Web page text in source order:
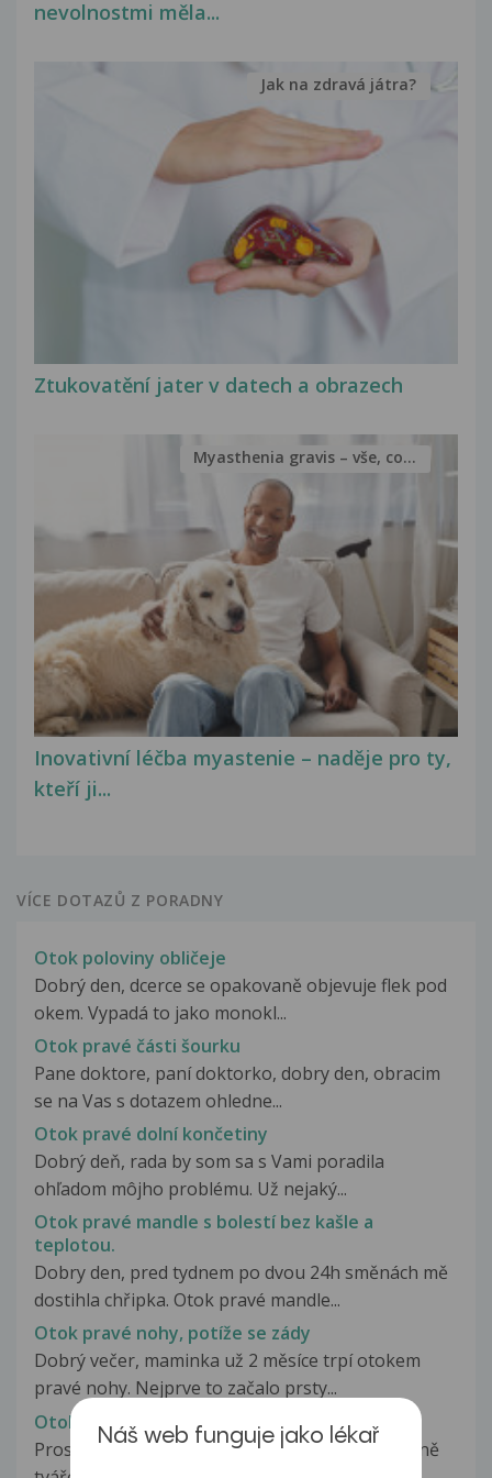
nevolnostmi měla...
Ztukovatění jater v datech a obrazech
Jak na zdravá játra?
Inovativní léčba myastenie – naděje pro ty,
kteří ji...
Myasthenia gravis – vše, co...
VÍCE DOTAZŮ Z PORADNY
Otok poloviny obličeje
Dobrý den, dcerce se opakovaně objevuje flek pod
okem. Vypadá to jako monokl...
Otok pravé části šourku
Pane doktore, paní doktorko, dobry den, obracim
se na Vas s dotazem ohledne...
Otok pravé dolní končetiny
Dobrý deň, rada by som sa s Vami poradila
ohľadom môjho problému. Už nejaký...
Otok pravé mandle s bolestí bez kašle a
teplotou.
Dobry den, pred tydnem po dvou 24h směnách mě
dostihla chřipka. Otok pravé mandle...
Otok pravé nohy, potíže se zády
Dobrý večer, maminka už 2 měsíce trpí otokem
pravé nohy. Nejprve to začalo prsty...
Otok pravé poloviny těla včetně tváře
Prosím o radu. Otéká mi levá polovina těla včetně
Náš web funguje jako lékař